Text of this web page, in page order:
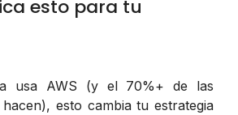
esto para tu
usa AWS (y el 70%+ de las
esto cambia tu estrategia